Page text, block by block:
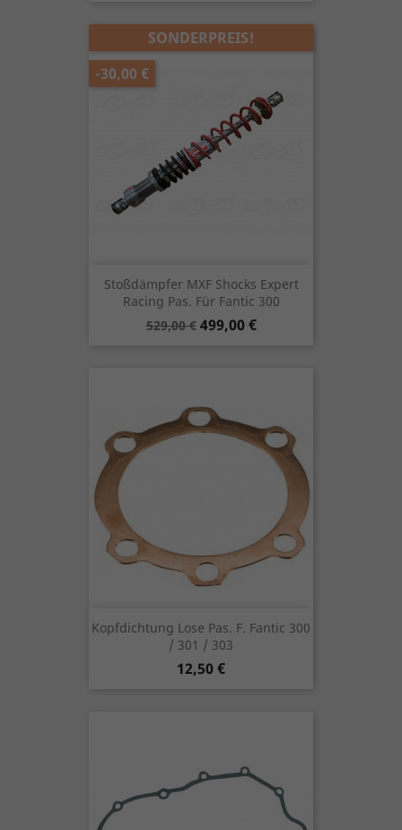
Stoßdämpfer MXF Shocks Expert
Racing Pas. Für Fantic 300
Verkaufspreis
529,00 € Preis
499,00 €
SONDERPREIS!
-30,00 €
Kopfdichtung Lose Pas. F. Fantic 300
/ 301 / 303
Preis
12,50 €